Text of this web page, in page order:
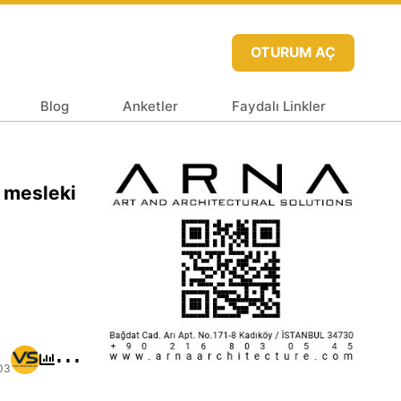
OTURUM AÇ
Blog Anketler Faydalı Linkler
⋯